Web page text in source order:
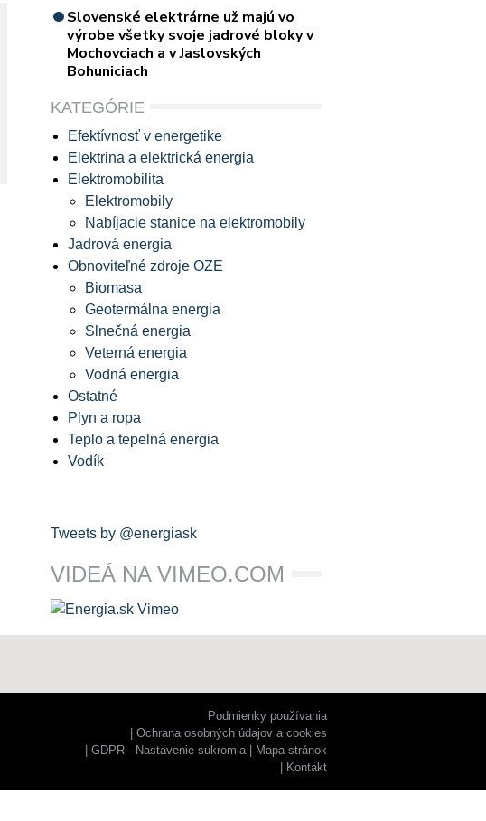
Slovenské elektrárne už majú vo
výrobe všetky svoje jadrové bloky v
Mochovciach a v Jaslovských
Bohuniciach
KATEGÓRIE
Efektívnosť v energetike
Elektrina a elektrická energia
Elektromobilita
Elektromobily
Nabíjacie stanice na elektromobily
Jadrová energia
Obnoviteľné zdroje OZE
Biomasa
Geotermálna energia
Slnečná energia
Veterná energia
Vodná energia
Ostatné
Plyn a ropa
Teplo a tepelná energia
Vodík
Tweets by @energiask
VIDEÁ NA VIMEO.COM
Podmienky používania
Ochrana osobných údajov a cookies
GDPR - Nastavenie sukromia
Mapa stránok
Kontakt